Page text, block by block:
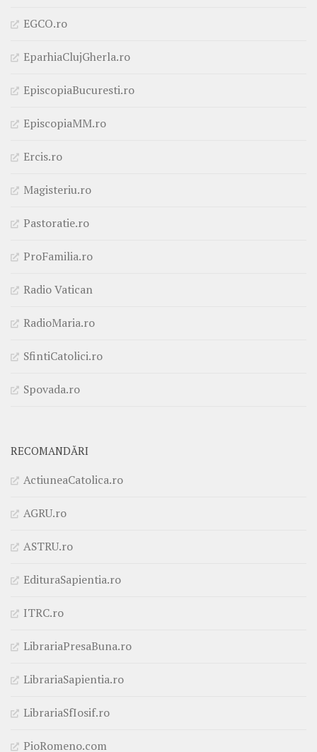
EGCO.ro
EparhiaClujGherla.ro
EpiscopiaBucuresti.ro
EpiscopiaMM.ro
Ercis.ro
Magisteriu.ro
Pastoratie.ro
ProFamilia.ro
Radio Vatican
RadioMaria.ro
SfintiCatolici.ro
Spovada.ro
RECOMANDĂRI
ActiuneaCatolica.ro
AGRU.ro
ASTRU.ro
EdituraSapientia.ro
ITRC.ro
LibrariaPresaBuna.ro
LibrariaSapientia.ro
LibrariaSfIosif.ro
PioRomeno.com